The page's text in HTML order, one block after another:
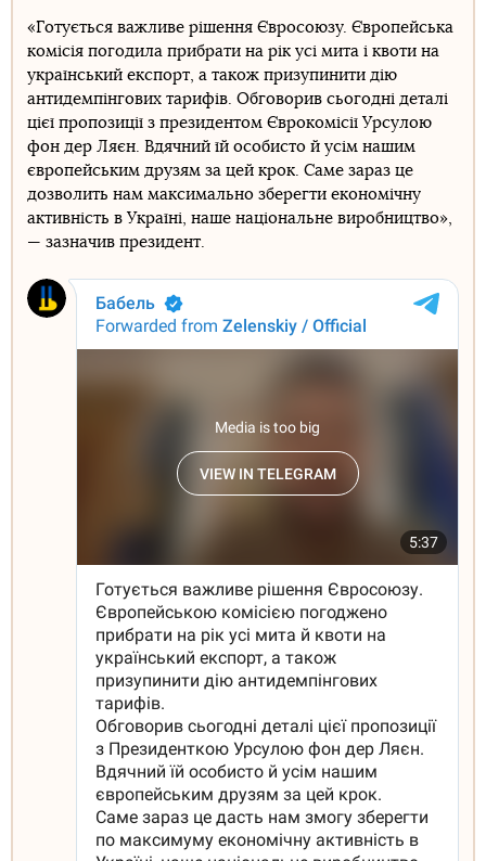
«Готується важливе рішення Євросоюзу. Європейська
комісія погодила прибрати на рік усі мита і квоти на
український експорт, а також призупинити дію
антидемпінгових тарифів. Обговорив сьогодні деталі
цієї пропозиції з президентом Єврокомісії Урсулою
фон дер Ляєн. Вдячний їй особисто й усім нашим
європейським друзям за цей крок. Саме зараз це
дозволить нам максимально зберегти економічну
активність в Україні, наше національне виробництво»,
— зазначив президент.